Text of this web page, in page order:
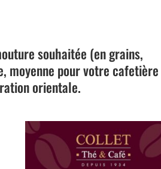
souhaitée (en grains,
moyenne pour votre cafetière
orientale.